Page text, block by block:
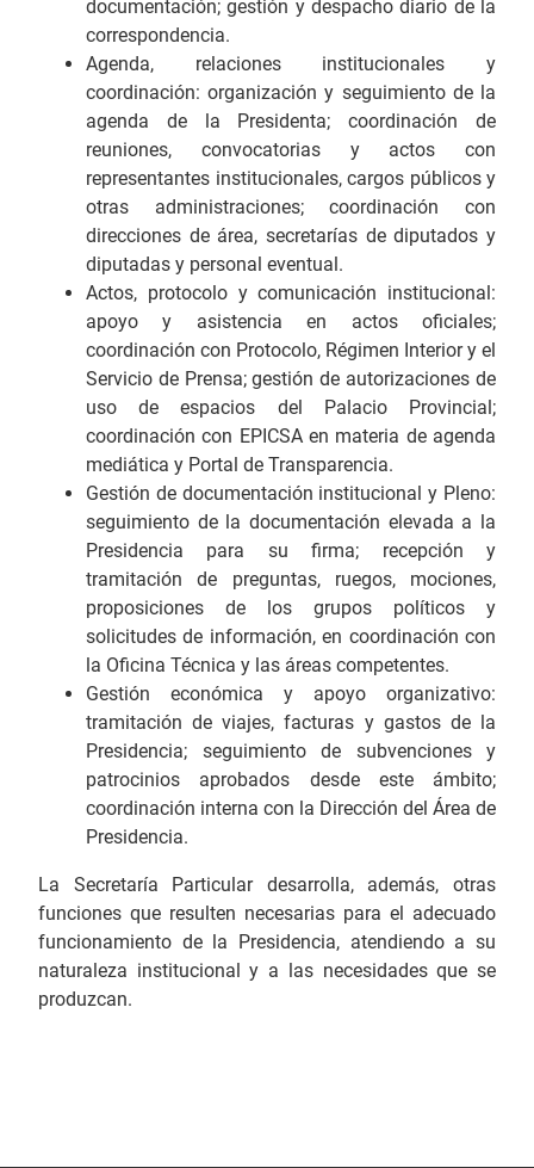
documentación; gestión y despacho diario de la
correspondencia.
Agenda, relaciones institucionales y
coordinación: organización y seguimiento de la
agenda de la Presidenta; coordinación de
reuniones, convocatorias y actos con
representantes institucionales, cargos públicos y
otras administraciones; coordinación con
direcciones de área, secretarías de diputados y
diputadas y personal eventual.
Actos, protocolo y comunicación institucional:
apoyo y asistencia en actos oficiales;
coordinación con Protocolo, Régimen Interior y el
Servicio de Prensa; gestión de autorizaciones de
uso de espacios del Palacio Provincial;
coordinación con EPICSA en materia de agenda
mediática y Portal de Transparencia.
Gestión de documentación institucional y Pleno:
seguimiento de la documentación elevada a la
Presidencia para su firma; recepción y
tramitación de preguntas, ruegos, mociones,
proposiciones de los grupos políticos y
solicitudes de información, en coordinación con
la Oficina Técnica y las áreas competentes.
Gestión económica y apoyo organizativo:
tramitación de viajes, facturas y gastos de la
Presidencia; seguimiento de subvenciones y
patrocinios aprobados desde este ámbito;
coordinación interna con la Dirección del Área de
Presidencia.
La Secretaría Particular desarrolla, además, otras
funciones que resulten necesarias para el adecuado
funcionamiento de la Presidencia, atendiendo a su
naturaleza institucional y a las necesidades que se
produzcan.